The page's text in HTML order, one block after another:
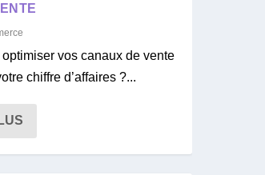
vos canaux de vente
chiffre d’affaires ?...